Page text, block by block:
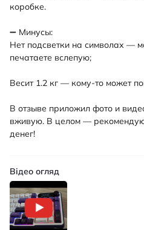
коробке.
➖ Минусы:
Нет подсветки на символах —
печатаете вслепую;
Весит 1.2 кг — кому-то может
В отзыве приложил фото и
вживую. В целом —
денег!
Відео огляд